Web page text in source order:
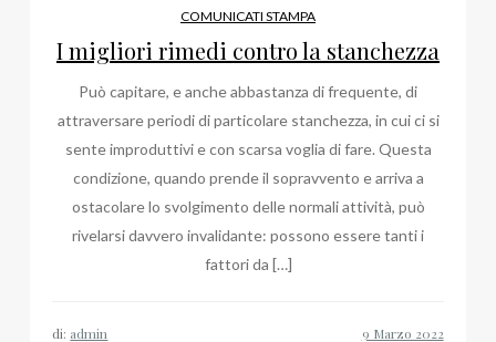
COMUNICATI STAMPA
I migliori rimedi contro la stanchezza
Può capitare, e anche abbastanza di frequente, di
attraversare periodi di particolare stanchezza, in cui ci si
sente improduttivi e con scarsa voglia di fare. Questa
condizione, quando prende il sopravvento e arriva a
ostacolare lo svolgimento delle normali attività, può
rivelarsi davvero invalidante: possono essere tanti i
fattori da […]
di: admin